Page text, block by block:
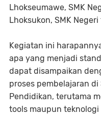
Lhokseumawe, SMK
Lhoksukon, SMK
Kegiatan ini
apa yang menjadi
dapat disampaikan
proses pembelajaran di
Pendidikan, terutama
tools maupun